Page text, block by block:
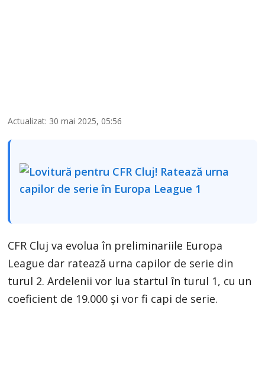
Actualizat: 30 mai 2025, 05:56
CFR Cluj va evolua în preliminariile Europa
League dar ratează urna capilor de serie din
turul 2. Ardelenii vor lua startul în turul 1, cu un
coeficient de 19.000 și vor fi capi de serie.